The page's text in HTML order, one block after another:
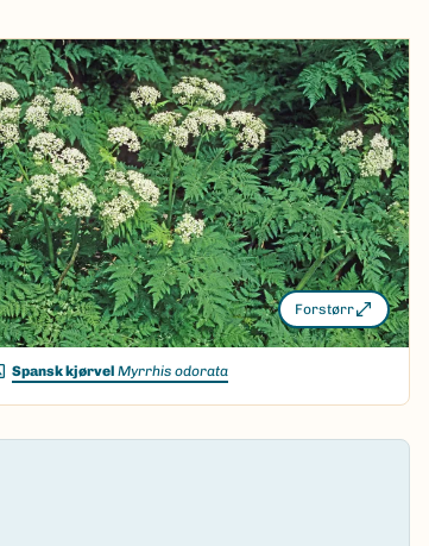
Forstørr
Spansk kjørvel Myrrhis odorata